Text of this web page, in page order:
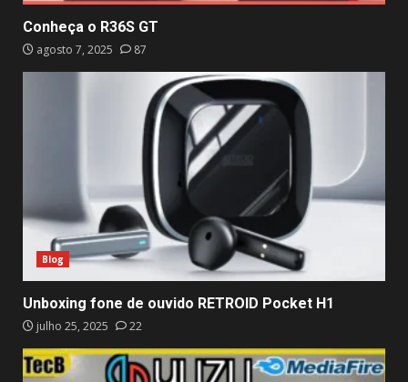
Conheça o R36S GT
agosto 7, 2025 87
Blog
Unboxing fone de ouvido RETROID Pocket H1
julho 25, 2025 22